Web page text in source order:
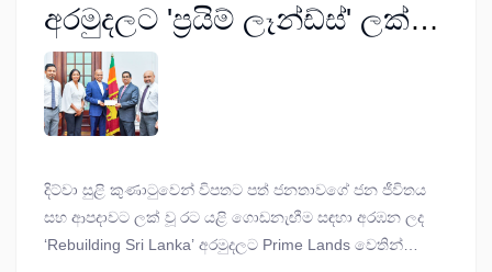
අරමුදලට 'ප්‍රයිම් ලෑන්ඩ්ස්' ලක්ෂ
2000ක් දෙයි
දිට්වා සුළි කුණාටුවෙන් විපතට පත් ජනතාවගේ ජන ජීවිතය
සහ ආපදාවට ලක් වූ රට යළි ගොඩනැඟීම සඳහා අරඹන ලද
‘Rebuilding Sri Lanka’ අරමුදලට Prime Lands වෙතින්